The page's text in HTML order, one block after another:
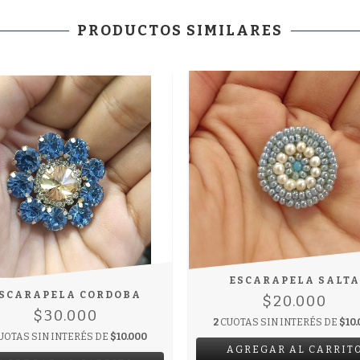
PRODUCTOS SIMILARES
CORDOBA
$30.000
SIN INTERÉS DE $10.000
ESCARAPELA SALTA
$20.000
2 CUOTAS SIN INTERÉS DE